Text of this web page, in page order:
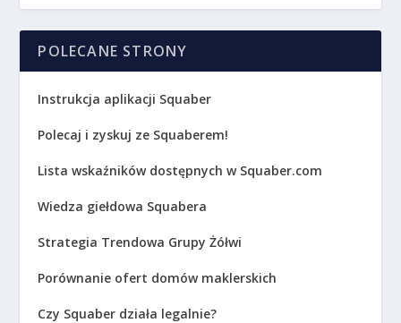
POLECANE STRONY
Instrukcja aplikacji Squaber
Polecaj i zyskuj ze Squaberem!
Lista wskaźników dostępnych w Squaber.com
Wiedza giełdowa Squabera
Strategia Trendowa Grupy Żółwi
Porównanie ofert domów maklerskich
Czy Squaber działa legalnie?